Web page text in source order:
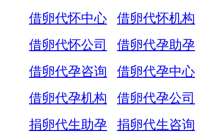
借卵代怀中心
借卵代怀机构
借卵代怀公司
借卵代孕助孕
借卵代孕咨询
借卵代孕中心
借卵代孕机构
借卵代孕公司
捐卵代生助孕
捐卵代生咨询